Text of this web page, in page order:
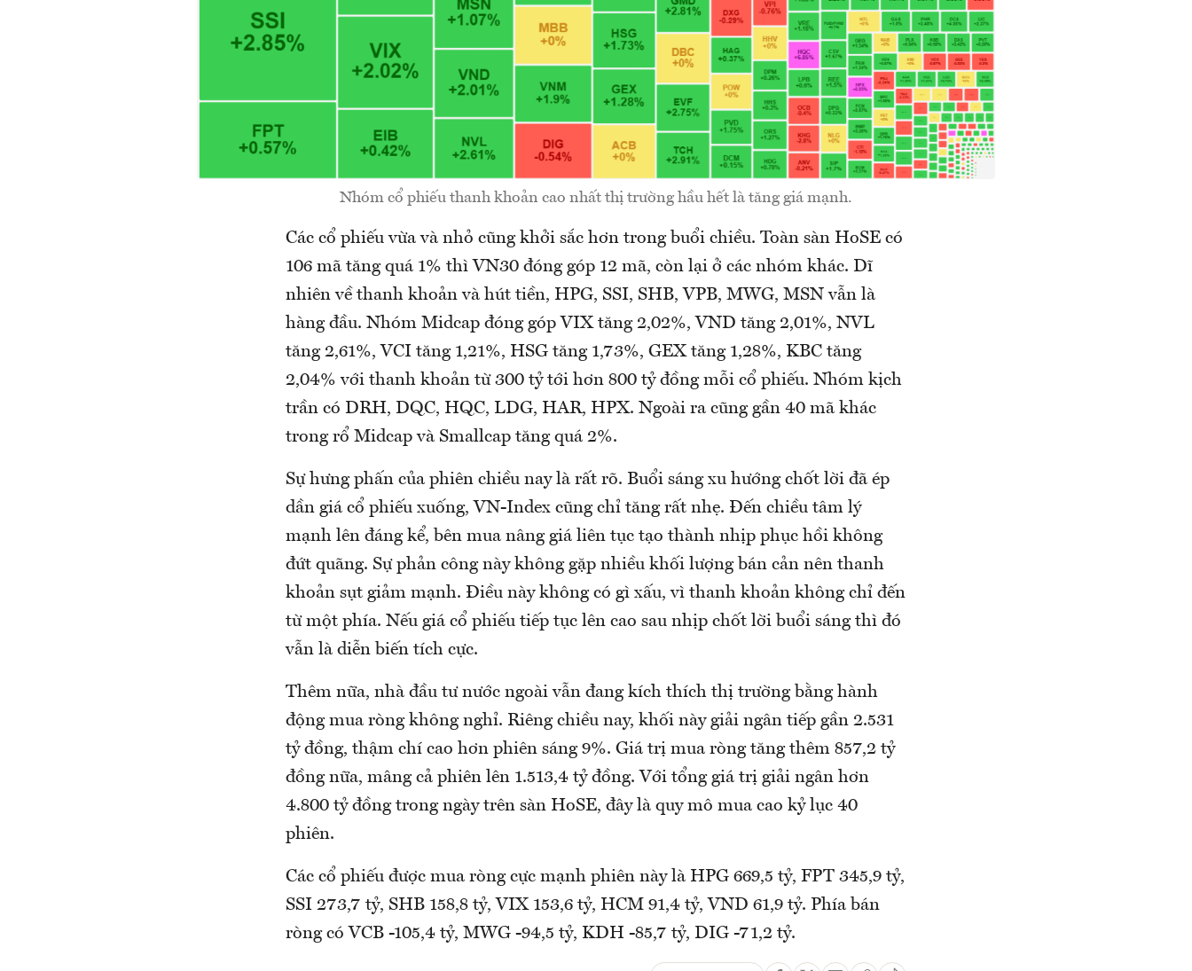
Nhóm cổ phiếu thanh khoản cao nhất thị trường hầu hết là tăng giá mạnh.
Các cổ phiếu vừa và nhỏ cũng khởi sắc hơn trong buổi chiều. Toàn sàn HoSE có
106 mã tăng quá 1% thì VN30 đóng góp 12 mã, còn lại ở các nhóm khác. Dĩ
nhiên về thanh khoản và hút tiền, HPG, SSI, SHB, VPB, MWG, MSN vẫn là
hàng đầu. Nhóm Midcap đóng góp VIX tăng 2,02%, VND tăng 2,01%, NVL
tăng 2,61%, VCI tăng 1,21%, HSG tăng 1,73%, GEX tăng 1,28%, KBC tăng
2,04% với thanh khoản từ 300 tỷ tới hơn 800 tỷ đồng mỗi cổ phiếu. Nhóm kịch
trần có DRH, DQC, HQC, LDG, HAR, HPX. Ngoài ra cũng gần 40 mã khác
trong rổ Midcap và Smallcap tăng quá 2%.
Sự hưng phấn của phiên chiều nay là rất rõ. Buổi sáng xu hướng chốt lời đã ép
dần giá cổ phiếu xuống, VN-Index cũng chỉ tăng rất nhẹ. Đến chiều tâm lý
mạnh lên đáng kể, bên mua nâng giá liên tục tạo thành nhịp phục hồi không
đứt quãng. Sự phản công này không gặp nhiều khối lượng bán cản nên thanh
khoản sụt giảm mạnh. Điều này không có gì xấu, vì thanh khoản không chỉ đến
từ một phía. Nếu giá cổ phiếu tiếp tục lên cao sau nhịp chốt lời buổi sáng thì đó
vẫn là diễn biến tích cực.
Thêm nữa, nhà đầu tư nước ngoài vẫn đang kích thích thị trường bằng hành
động mua ròng không nghỉ. Riêng chiều nay, khối này giải ngân tiếp gần 2.531
tỷ đồng, thậm chí cao hơn phiên sáng 9%. Giá trị mua ròng tăng thêm 857,2 tỷ
đồng nữa, mâng cả phiên lên 1.513,4 tỷ đồng. Với tổng giá trị giải ngân hơn
4.800 tỷ đồng trong ngày trên sàn HoSE, đây là quy mô mua cao kỷ lục 40
phiên.
Các cổ phiếu được mua ròng cực mạnh phiên này là HPG 669,5 tỷ, FPT 345,9 tỷ,
SSI 273,7 tỷ, SHB 158,8 tỷ, VIX 153,6 tỷ, HCM 91,4 tỷ, VND 61,9 tỷ. Phía bán
ròng có VCB -105,4 tỷ, MWG -94,5 tỷ, KDH -85,7 tỷ, DIG -71,2 tỷ.